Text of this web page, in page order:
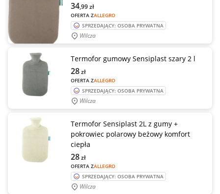
OFERTA ZALLEGRO
34,99zł
SPRZEDAJĄCY: OSOBA PRYWATNA
Wilcza
Termofor gumowy Sensiplast szary 2 l
OFERTA ZALLEGRO
28zł
SPRZEDAJĄCY: OSOBA PRYWATNA
Wilcza
Termofor Sensiplast 2L z gumy +
pokrowiec polarowy beżowy komfort
ciepła
OFERTA ZALLEGRO
28zł
SPRZEDAJĄCY: OSOBA PRYWATNA
Wilcza